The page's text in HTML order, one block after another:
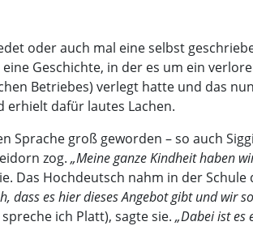
oder auch mal eine selbst
Geschichte, in der es um ein
Betriebes) verlegt hatte und das
erhielt dafür lautes Lachen.
groß geworden – so auch
zog. „Meine ganze Kindheit haben
Das Hochdeutsch nahm in der
dass es hier dieses Angebot gibt und wir
ich Platt), sagte sie. „Dabei ist es